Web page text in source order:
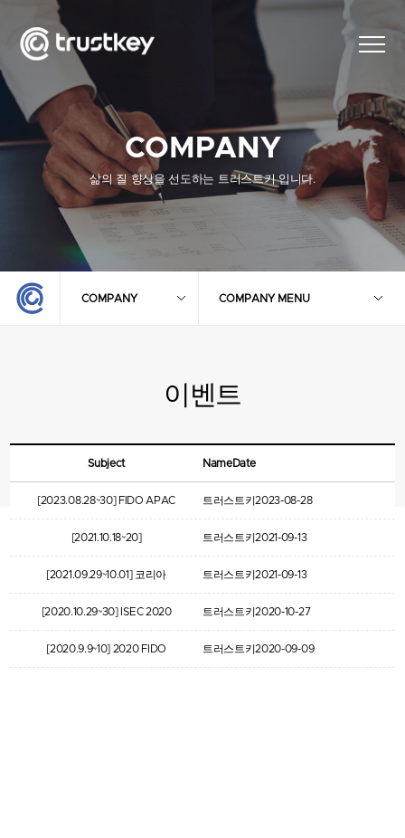
COMPANY
삶의 질 향상을 선도하는 트러스트키 입니다.
COMPANY COMPANY MENU
이벤트
Subject NameDate
[2023.08.28~30] FIDO APAC
Summit 2023
트러스트키2023-08-28
[2021.10.18~20]
AUTHENTICATE 2021
CONFERENCE
트러스트키2021-09-13
[2021.09.29~10.01] 코리아
나라장터 엑스포 2021
트러스트키2021-09-13
[2020.10.29~30] ISEC 2020
(국제 시큐리티 콘퍼런스)
트러스트키2020-10-27
[2020.9.9~10] 2020 FIDO 트러스트키2020-09-09